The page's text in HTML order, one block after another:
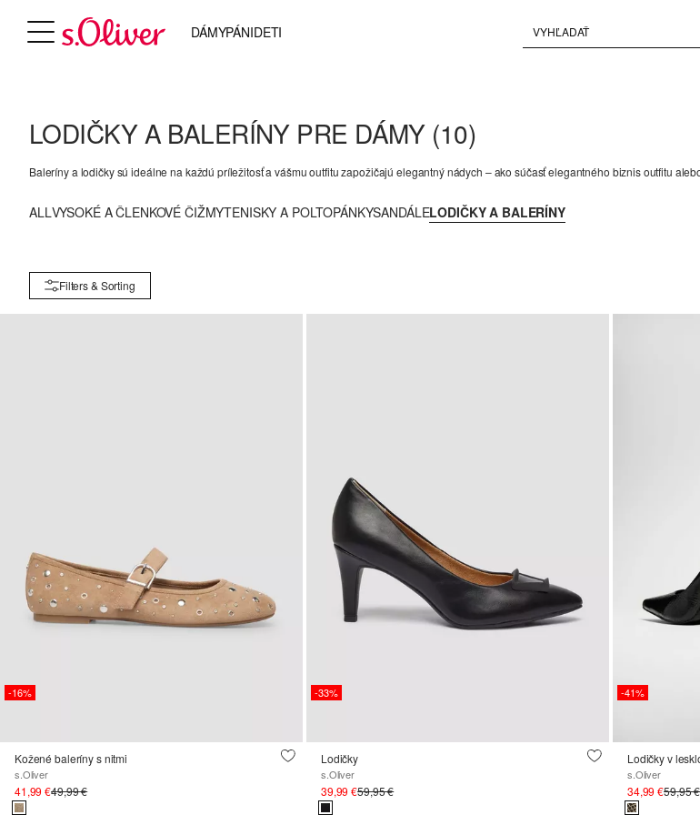
DÁMYPÁNIDETI
LODIČKY A BALERÍNY PRE DÁMY (10)
Baleríny a lodičky sú ideálne na každú príležitosť a vášmu outfitu zapožičajú elegantný nádych – ako súčasť elegantného biznis outfitu
ALLVYSOKÉ A ČLENKOVÉ ČIŽMYTENISKY A POLTOPÁNKYSANDÁLELODIČKY A BALERÍNY
Filters & Sorting
-16%
Kožené baleríny s nitmi
s.Oliver
41,99 €49,99 €
-33%
Lodičky
s.Oliver
39,99 €59,95 €
-41%
Lodičky v
s.Oliver
34,99 €59,95 €